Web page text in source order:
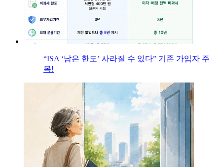
“ISA ‘남은 한도’ 사라질 수 있다” 기존 가입자 주
목!